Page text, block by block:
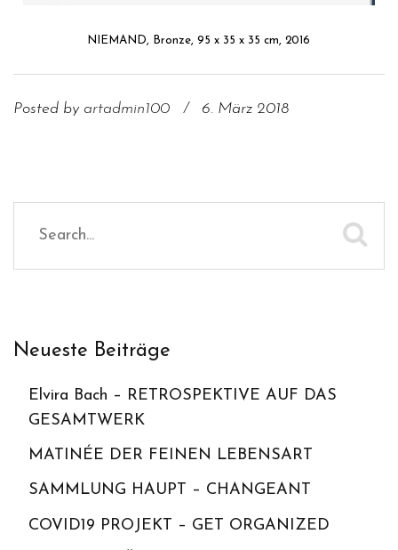
NIEMAND, Bronze, 95 x 35 x 35 cm, 2016
Posted by artadmin100 / 6. März 2018
Neueste Beiträge
Elvira Bach – RETROSPEKTIVE AUF DAS
GESAMTWERK
MATINÉE DER FEINEN LEBENSART
SAMMLUNG HAUPT – CHANGEANT
COVID19 PROJEKT – GET ORGANIZED